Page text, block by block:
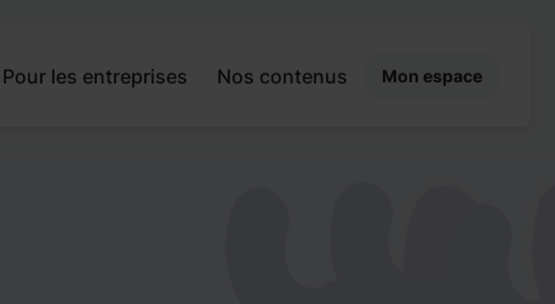
Pour les entreprises Nos contenus Mon espace